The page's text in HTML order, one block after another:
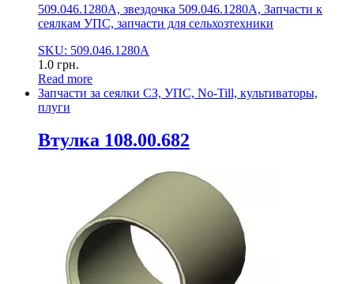
509.046.1280А, звездочка 509.046.1280А, Запчасти к
сеялкам УПС, запчасти для сельхозтехники
SKU: 509.046.1280А
1.0 грн.
Read more
Запчасти за сеялки СЗ, УПС, No-Till, культиваторы,
плуги
Втулка 108.00.682